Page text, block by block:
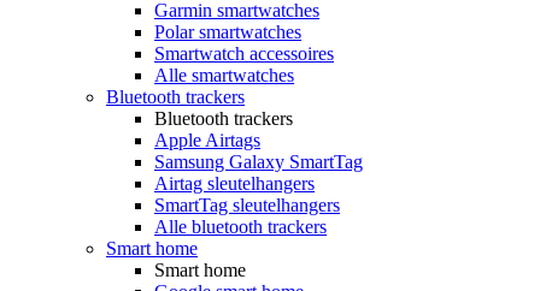
Garmin smartwatches
Polar smartwatches
Smartwatch accessoires
Alle smartwatches
Bluetooth trackers
Bluetooth trackers
Apple Airtags
Samsung Galaxy SmartTag
Airtag sleutelhangers
SmartTag sleutelhangers
Alle bluetooth trackers
Smart home
Smart home